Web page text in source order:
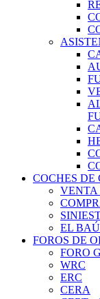
COCHES DE
VENTA
EL
FOROS DE
FORO
WRC
ERC
CERA